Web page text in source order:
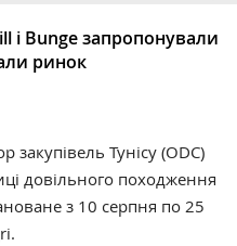
і Bunge запропонували
ринок
Тунісу (ODC)
довільного походження
з 10 серпня по 25